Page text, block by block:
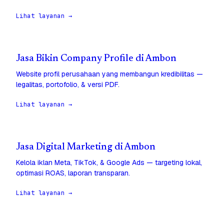
Lihat layanan →
Jasa Bikin Company Profile di Ambon
Website profil perusahaan yang membangun kredibilitas —
legalitas, portofolio, & versi PDF.
Lihat layanan →
Jasa Digital Marketing di Ambon
Kelola iklan Meta, TikTok, & Google Ads — targeting lokal,
optimasi ROAS, laporan transparan.
Lihat layanan →